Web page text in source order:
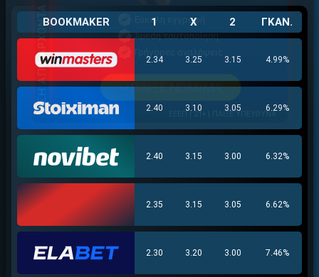
BOOKMAKER 1 X 2 ΓΚΑΝ.
2.34 3.25 3.15 4.99%
2.40 3.10 3.05 6.29%
2.40 3.15 3.00 6.32%
2.35 3.15 3.05 6.62%
2.30 3.20 3.00 7.46%
Εύκολη εγγραφή
Άμεση ταυτοποίηση
↪ΠΑΙΞΕ ΝΟΜΙΜΑ
ΕΕΕΠ | 21+ | ΠΑΙΞΕ ΥΠΕΥΘΥΝΑ